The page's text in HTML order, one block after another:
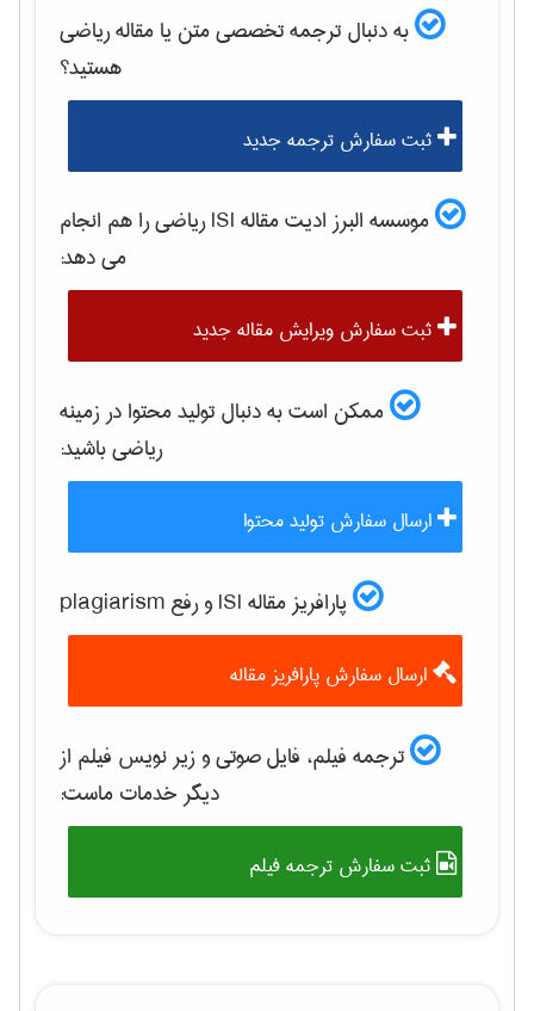
به دنبال ترجمه تخصصی متن یا مقالهرياضی
هستید؟
ثبت سفارش ترجمه جدید
موسسه البرز ادیت مقاله ISI رياضیرا هم انجام
می دهد:
ثبت سفارش ویرایش مقاله جدید
ممکن است به دنبال تولید محتوا در زمینه
رياضیباشید:
ارسال سفارش تولید محتوا
پارافریز مقاله ISI و رفع plagiarism
ارسال سفارش پارافریز مقاله
ترجمه فیلم، فایل صوتی و زیر نویس فیلم از
دیگر خدمات ماست:
ثبت سفارش ترجمه فیلم